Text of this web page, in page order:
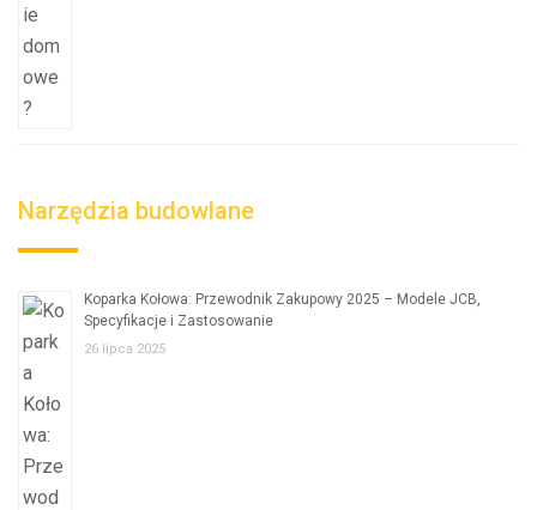
Narzędzia budowlane
Koparka Kołowa: Przewodnik Zakupowy 2025 – Modele JCB,
Specyfikacje i Zastosowanie
26 lipca 2025